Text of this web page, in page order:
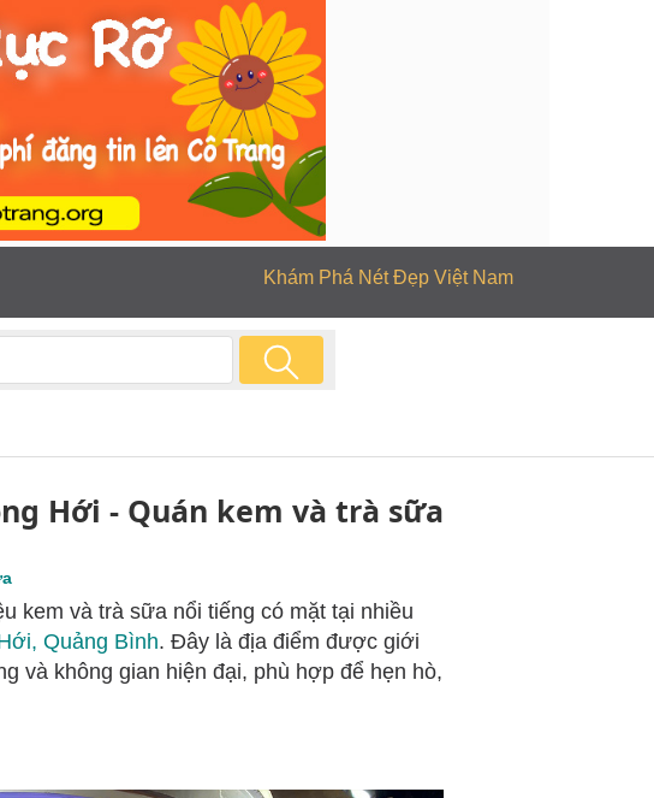
Khám Phá Nét Đẹp Việt Nam
Hới - Quán kem và trà sữa
kem và trà sữa nổi tiếng có mặt tại nhiều
Quảng Bình. Đây là địa điểm được giới
và không gian hiện đại, phù hợp để hẹn hò,